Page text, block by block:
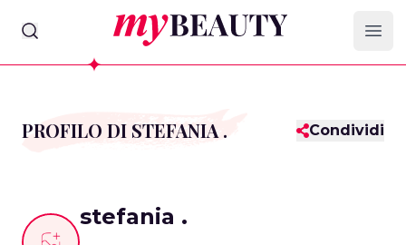
myBeauty
PROFILO DI STEFANIA . Condividi
stefania .